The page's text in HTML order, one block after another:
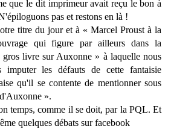
que le dit imprimeur avait reçu le bon à
pas et restons en là !
titre du jour et à « Marcel Proust à la
qui figure par ailleurs dans la
livre sur Auxonne » à laquelle nous
imputer les défauts de cette fantaisie
qu'il se contente de mentionner sous
».
temps, comme il se doit, par la PQL. Et
quelques débats sur facebook